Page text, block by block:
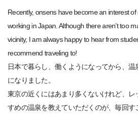
Recently, onsens have become an interest
working in Japan. Although there aren’t too
vicinity, I am always happy to hear from
recommend traveling to!
日本で暮らし、働くようになってから、
になりました。
東京の近くにはあまり多くないけれど、
すめの温泉を教えていただくのが、毎回す